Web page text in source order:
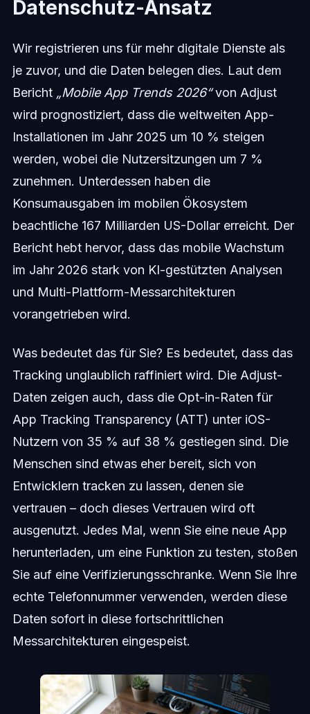
Datenschutz-Ansatz
Wir registrieren uns für mehr digitale Dienste als
je zuvor, und die Daten belegen dies. Laut dem
Bericht „Mobile App Trends 2026“von Adjust
wird prognostiziert, dass die weltweiten App-
Installationen im Jahr 2025 um 10 % steigen
werden, wobei die Nutzersitzungen um 7 %
zunehmen. Unterdessen haben die
Konsumausgaben im mobilen Ökosystem
beachtliche 167 Milliarden US-Dollar erreicht. Der
Bericht hebt hervor, dass das mobile Wachstum
im Jahr 2026 stark von KI-gestützten Analysen
und Multi-Plattform-Messarchitekturen
vorangetrieben wird.
Was bedeutet das für Sie? Es bedeutet, dass das
Tracking unglaublich raffiniert wird. Die Adjust-
Daten zeigen auch, dass die Opt-in-Raten für
App Tracking Transparency (ATT) unter iOS-
Nutzern von 35 % auf 38 % gestiegen sind. Die
Menschen sind etwas eher bereit, sich von
Entwicklern tracken zu lassen, denen sie
vertrauen – doch dieses Vertrauen wird oft
ausgenutzt. Jedes Mal, wenn Sie eine neue App
herunterladen, um eine Funktion zu testen, stoßen
Sie auf eine Verifizierungsschranke. Wenn Sie Ihre
echte Telefonnummer verwenden, werden diese
Daten sofort in diese fortschrittlichen
Messarchitekturen eingespeist.